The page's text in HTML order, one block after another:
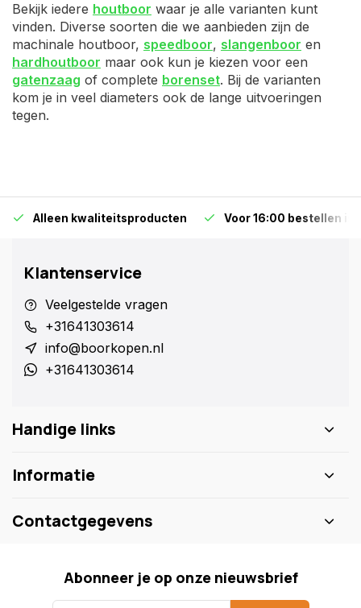
Bekijk iedere houtboor waar je alle varianten kunt
vinden. Diverse soorten die we aanbieden zijn de
machinale houtboor, speedboor, slangenboor en
hardhoutboor maar ook kun je kiezen voor een
gatenzaag of complete borenset. Bij de varianten
kom je in veel diameters ook de lange uitvoeringen
tegen.
Alleen kwaliteitsproducten Voor 16:00 bestellen is
Klantenservice
Veelgestelde vragen
+31641303614
info@boorkopen.nl
+31641303614
Handige links
Informatie
Contactgegevens
Abonneer je op onze nieuwsbrief